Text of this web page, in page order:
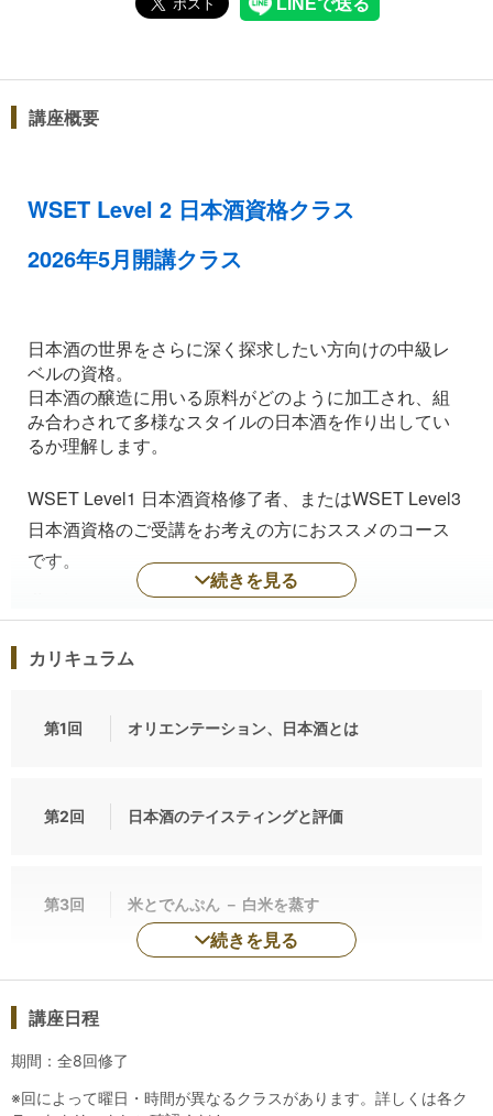
講座概要
WSET Level 2 日本酒資格クラス
2026年5月開講クラス
日本酒の世界をさらに深く探求したい方向けの中級レ
ベルの資格。
日本酒の醸造に用いる原料がどのように加工され、組
み合わされて多様なスタイルの日本酒を作り出してい
るか理解します。
WSET Level1 日本酒資格修了者、またはWSET Level3
日本酒資格のご受講をお考えの方におススメのコース
です。
世界標準の日本酒の総括的な知識を習得することがで
※最終回に認定試験を実施いたします。
CertificateとLapel pinが授与されます。合格証書はデジ
続きを見る
カリキュラム
第1回 オリエンテーション、日本酒とは
第2回 日本酒のテイスティングと評価
第3回 米とでんぷん － 白米を蒸す
続きを見る
講座日程
期間：全8回修了
※回によって曜日・時間が異なるクラスがあります。詳しくは各ク